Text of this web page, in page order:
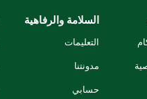
السلامة والرفاهية
التعليمات
مدونتنا
حسابي